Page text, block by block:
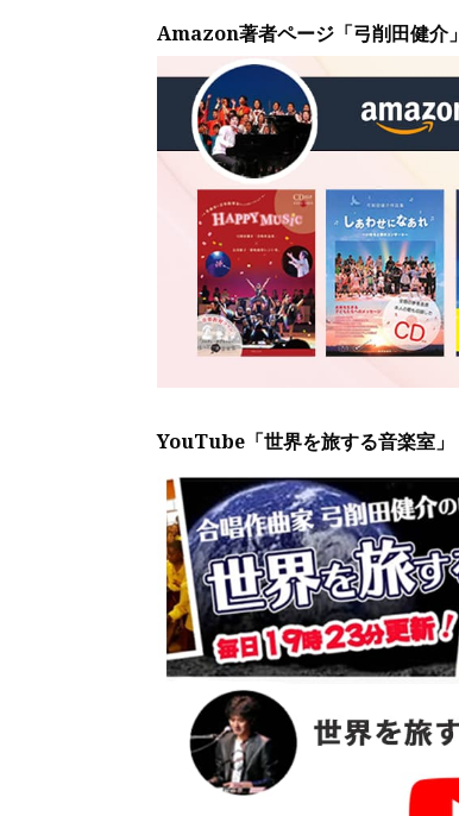
Amazon著者ページ「弓削田健介」
YouTube「世界を旅する音楽室」